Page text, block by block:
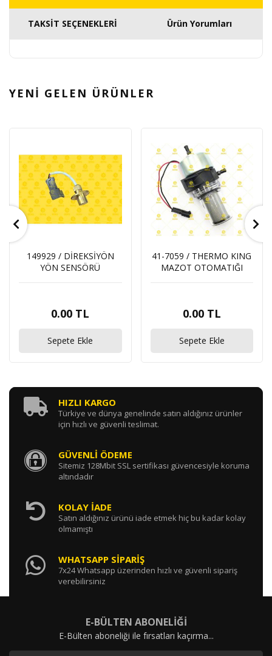
TAKSİT SEÇENEKLERİ Ürün Yorumları
YENİ GELEN ÜRÜNLER
149929 / DİREKSİYÖN
YÖN SENSÖRÜ
0.00 TL
Sepete Ekle
41-7059 / THERMO KING
MAZOT OTOMATIĞI
0.00 TL
Sepete Ekle
HIZLI KARGO
Türkiye ve dünya genelinde satın aldığınız ürünler
için hızlı ve güvenli teslimat.
GÜVENLİ ÖDEME
Sitemiz 128Mbit SSL sertifikası güvencesiyle koruma
altındadır
KOLAY İADE
Satın aldığınız ürünü iade etmek hiç bu kadar kolay
olmamıştı
WHATSAPP SİPARİŞ
7x24 Whatsapp üzerinden hızlı ve güvenli sipariş
verebilirsiniz
E-BÜLTEN ABONELİĞİ
E-Bülten aboneliği ile fırsatları kaçırma...